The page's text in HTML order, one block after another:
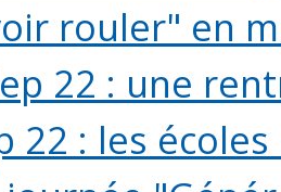
rouler" en
22 : une
22 : les